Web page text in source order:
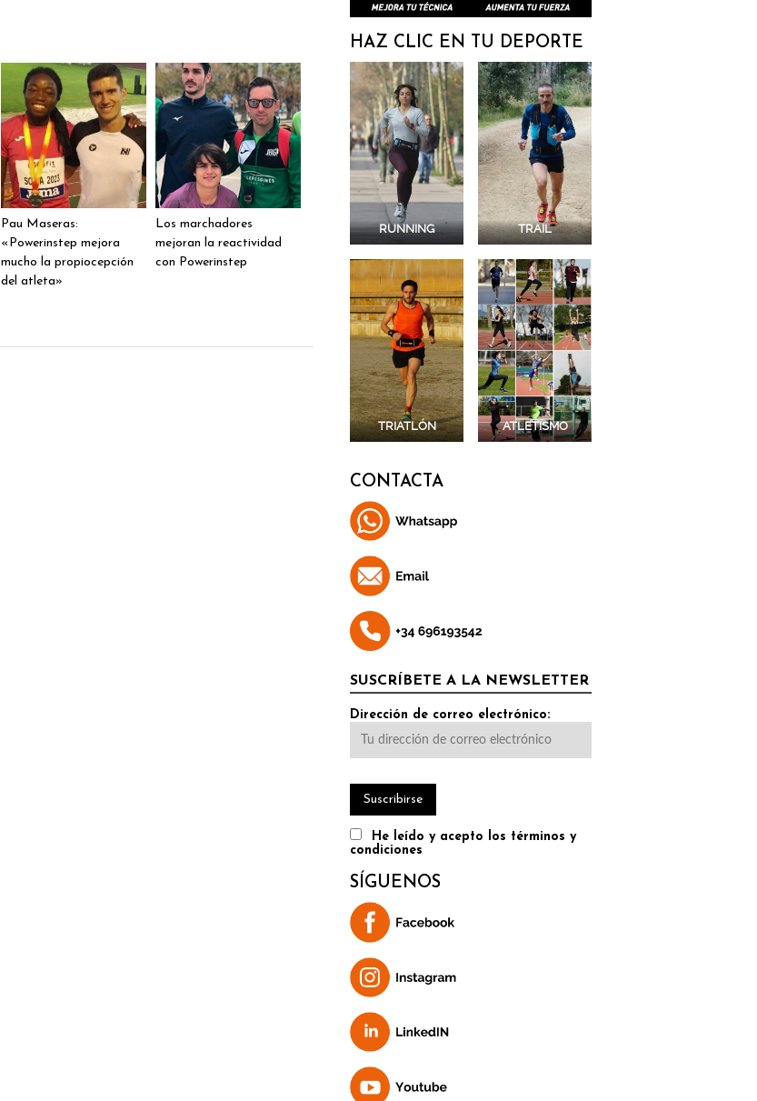
Pau Maseras:
«Powerinstep mejora
mucho la propiocepción
del atleta»
Los marchadores
mejoran la reactividad
con Powerinstep
HAZ CLIC EN TU DEPORTE
RUNNING TRAIL
TRIATLÓN ATLETISMO
CONTACTA
SUSCRÍBETE A LA NEWSLETTER
Dirección de correo electrónico:
He leído y acepto los términos y
condiciones
SÍGUENOS